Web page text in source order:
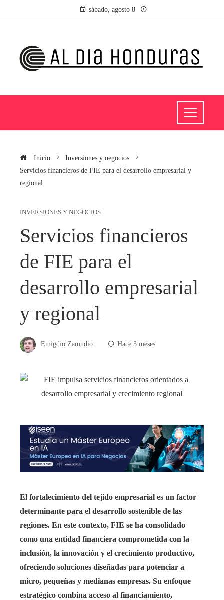
sábado, agosto 8
Inicio
Inversiones y negocios
Servicios financieros de FIE para el desarrollo empresarial y
regional
INVERSIONES Y NEGOCIOS
Servicios financieros
de FIE para el
desarrollo empresarial
y regional
Emigdio Zamudio Hace 3 meses
El fortalecimiento del tejido empresarial es un factor
determinante para el desarrollo sostenible de las
regiones. En este contexto, FIE se ha consolidado
como una entidad financiera comprometida con la
inclusión, la innovación y el crecimiento productivo,
ofreciendo soluciones diseñadas para potenciar a
micro, pequeñas y medianas empresas. Su enfoque
estratégico combina acceso al financiamiento,